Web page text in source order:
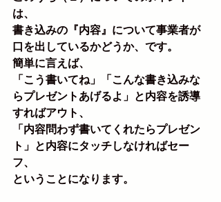
は、
書き込みの『内容』について事業者が
口を出しているかどうか、です。
簡単に言えば、
「こう書いてね」「こんな書き込みな
らプレゼントあげるよ」と内容を誘導
すればアウト、
「内容問わず書いてくれたらプレゼン
ト」と内容にタッチしなければセー
フ、
ということになります。